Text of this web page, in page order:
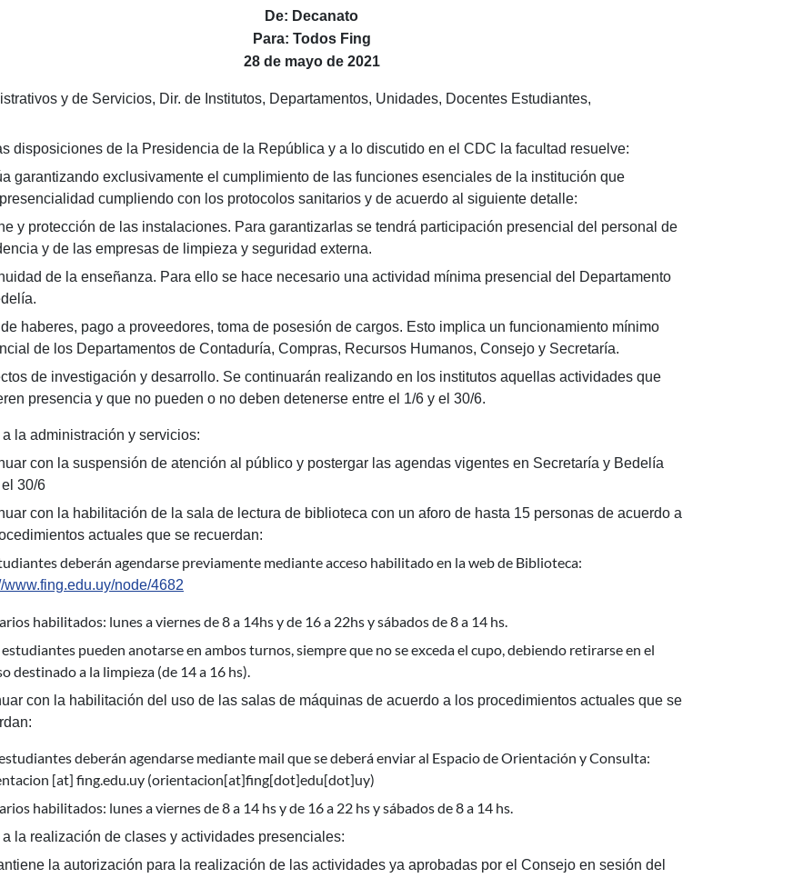
De: Decanato
Para: Todos Fing
28 de mayo de 2021
y de Servicios, Dir. de Institutos, Departamentos, Unidades, Docentes Estudiantes,
disposiciones de la Presidencia de la República y a lo discutido en el CDC la facultad resuelve:
garantizando exclusivamente el cumplimiento de las funciones esenciales de la institución que
cumpliendo con los protocolos sanitarios y de acuerdo al siguiente detalle:
y protección de las instalaciones. Para garantizarlas se tendrá participación presencial del personal de
y de las empresas de limpieza y seguridad externa.
de la enseñanza. Para ello se hace necesario una actividad mínima presencial del Departamento
haberes, pago a proveedores, toma de posesión de cargos. Esto implica un funcionamiento mínimo
de los Departamentos de Contaduría, Compras, Recursos Humanos, Consejo y Secretaría.
de investigación y desarrollo. Se continuarán realizando en los institutos aquellas actividades que
presencia y que no pueden o no deben detenerse entre el 1/6 y el 30/6.
a la administración y servicios:
con la suspensión de atención al público y postergar las agendas vigentes en Secretaría y Bedelía
30/6
con la habilitación de la sala de lectura de biblioteca con un aforo de hasta 15 personas de acuerdo a
actuales que se recuerdan:
deberán agendarse previamente mediante acceso habilitado en la web de Biblioteca:
www.fing.edu.uy/node/4682
habilitados: lunes a viernes de 8 a 14hs y de 16 a 22hs y sábados de 8 a 14 hs.
estudiantes pueden anotarse en ambos turnos, siempre que no se exceda el cupo, debiendo retirarse en el
destinado a la limpieza (de 14 a 16 hs).
con la habilitación del uso de las salas de máquinas de acuerdo a los procedimientos actuales que se
deberán agendarse mediante mail que se deberá enviar al Espacio de Orientación y Consulta:
[at] fing.edu.uy (orientacion[at]fing[dot]edu[dot]uy)
habilitados: lunes a viernes de 8 a 14 hs y de 16 a 22 hs y sábados de 8 a 14 hs.
a la realización de clases y actividades presenciales:
la autorización para la realización de las actividades ya aprobadas por el Consejo en sesión del